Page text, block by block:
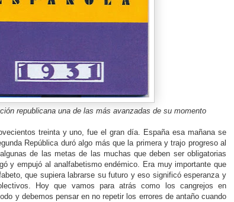
republicana una de las más avanzadas de su momento
treinta y uno, fue el gran día. España esa mañana se
República duró algo más que la primera y trajo progreso al
de las metas de las muchas que deben ser obligatorias
y empujó al analfabetismo endémico. Era muy importante que
que supiera labrarse su futuro y eso significó esperanza y
Hoy que vamos para atrás como los cangrejos en
y debemos pensar en no repetir los errores de antaño cuando